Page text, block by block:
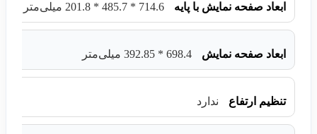
ابعاد صفحه نمایش با پایه 714.6 * 485.7 * 201.8 میلی‌متر
ابعاد صفحه نمایش 698.4 * 392.85 میلی‌متر
تنظیم ارتفاع ندارد